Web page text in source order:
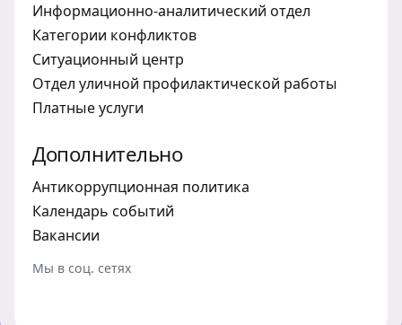
Информационно-аналитический отдел
Категории конфликтов
Ситуационный центр
Отдел уличной профилактической работы
Платные услуги
Дополнительно
Антикоррупционная политика
Календарь событий
Вакансии
Мы в соц. сетях